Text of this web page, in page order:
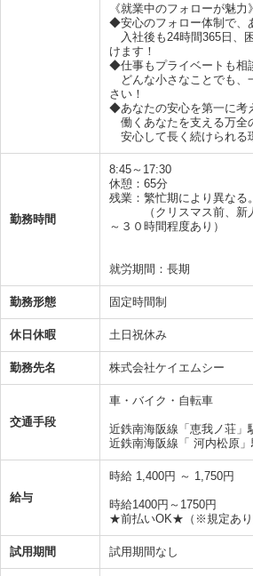
《就業中のフォローが魅力》
◆安心のフォロー体制で、
入社後も24時間365日、
けます！
◆仕事もプライベートも相
どんな小さなことでも、
さい！
◆あなたの安心を第一に考
働くあなたを支える万全
安心して長く続けられる
勤務時間
8:45～17:30
休憩：65分
残業：繁忙期により異なる。
（クリスマス前、新人
～３０時間程度あり）
就労期間：長期
勤務形態 固定時間制
休日休暇 土日祝休み
勤務先名 株式会社ケイエムシー
交通手段
車・バイク・自転車
近鉄南海阪線「恵我ノ荘」
近鉄南海阪線「 河内松原
給与
時給 1,400円 ～ 1,750円
時給1400円～1750円
★前払いOK★（※規定あり
試用期間 試用期間なし